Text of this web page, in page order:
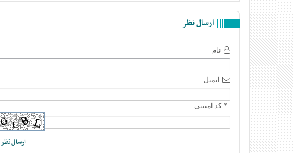
ارسال نظر
نام
ایمیل
* کد امنیتی